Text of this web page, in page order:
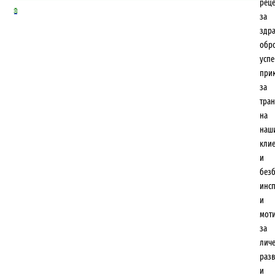
0
за
за
на
и
и
за
и